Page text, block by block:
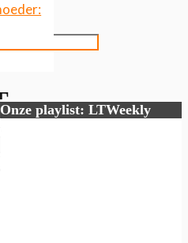
Onze playlist: LTWeekly